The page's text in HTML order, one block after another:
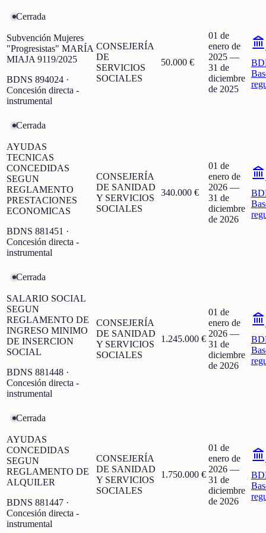
Cerrada
Subvención Mujeres
"Progresistas" MARÍA
MIAJA 9119/2025
BDNS 894024 ·
Concesión directa -
instrumental
CONSEJERÍA
DE
SERVICIOS
SOCIALES
50.000 €
01 de
enero de
2025 —
31 de
diciembre
de 2025
Cerrada
AYUDAS
TECNICAS
CONCEDIDAS
SEGUN
REGLAMENTO
PRESTACIONES
ECONOMICAS
BDNS 881451 ·
Concesión directa -
instrumental
CONSEJERÍA
DE SANIDAD
Y SERVICIOS
SOCIALES
340.000 €
01 de
enero de
2026 —
31 de
diciembre
de 2026
Cerrada
SALARIO SOCIAL
SEGUN
REGLAMENTO DE
INGRESO MINIMO
DE INSERCION
SOCIAL
BDNS 881448 ·
Concesión directa -
instrumental
CONSEJERÍA
DE SANIDAD
Y SERVICIOS
SOCIALES
1.245.000 €
01 de
enero de
2026 —
31 de
diciembre
de 2026
Cerrada
AYUDAS
CONCEDIDAS
SEGUN
REGLAMENTO DE
ALQUILER
BDNS 881447 ·
Concesión directa -
instrumental
CONSEJERÍA
DE SANIDAD
Y SERVICIOS
SOCIALES
1.750.000 €
01 de
enero de
2026 —
31 de
diciembre
de 2026